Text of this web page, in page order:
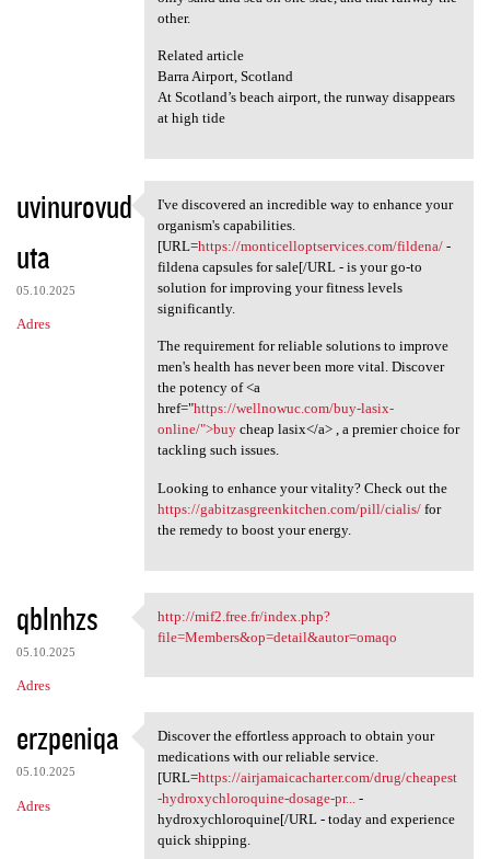
other.
Related article
Barra Airport, Scotland
At Scotland’s beach airport, the runway disappears
at high tide
uvinurovud
uta
05.10.2025
Adres
I've discovered an incredible
I've discovered an incredible way to enhance your
organism's capabilities.
[URL=https://monticelloptservices.com/fildena/-
fildena capsules for sale[/URL - is your go-to
solution for improving your fitness levels
significantly.
The requirement for reliable solutions to improve
men's health has never been more vital. Discover
the potency of <a
href="https://wellnowuc.com/buy-lasix-
online/">buycheap lasix</a> , a premier choice for
tackling such issues.
Looking to enhance your vitality? Check out the
https://gabitzasgreenkitchen.com/pill/cialis/for
the remedy to boost your energy.
qblnhzs
05.10.2025
Adres
http://mif2.free.fr/index.php
http://mif2.free.fr/index.php?
file=Members&op=detail&autor=omaqo
erzpeniqa
05.10.2025
Adres
Discover the effortless
Discover the effortless approach to obtain your
medications with our reliable service.
[URL=https://airjamaicacharter.com/drug/cheapest
-hydroxychloroquine-dosage-pr...-
hydroxychloroquine[/URL - today and experience
quick shipping.